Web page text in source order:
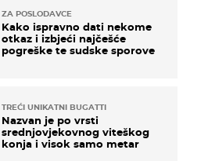
ZA POSLODAVCE
Kako ispravno dati nekome
otkaz i izbjeći najčešće
pogreške te sudske sporove
TREĆI UNIKATNI BUGATTI
Nazvan je po vrsti
srednjovjekovnog viteškog
konja i visok samo metar